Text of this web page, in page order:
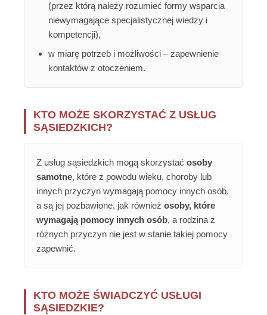
(przez którą należy rozumieć formy wsparcia
niewymagające specjalistycznej wiedzy i
kompetencji),
w miarę potrzeb i możliwości – zapewnienie
kontaktów z otoczeniem.
KTO MOŻE SKORZYSTAĆ Z USŁUG
SĄSIEDZKICH?
Z usług sąsiedzkich mogą skorzystać osoby
samotne, które z powodu wieku, choroby lub
innych przyczyn wymagają pomocy innych osób,
a są jej pozbawione, jak również osoby, które
wymagają pomocy innych osób, a rodzina z
różnych przyczyn nie jest w stanie takiej pomocy
zapewnić.
KTO MOŻE ŚWIADCZYĆ USŁUGI
SĄSIEDZKIE?